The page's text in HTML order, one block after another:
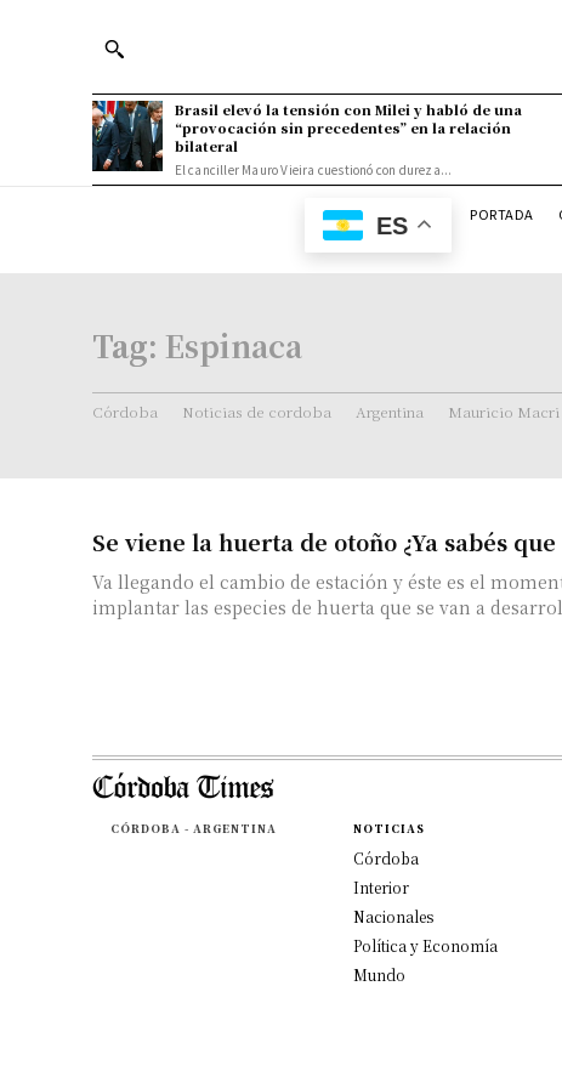
Brasil elevó la tensión con Milei y habló de una
“provocación sin precedentes” en la relación
bilateral
El canciller Mauro Vieira cuestionó con dureza...
ES PORTADA
Tag: Espinaca
Córdoba Noticias de cordoba Argentina Mauricio Macri
Se viene la huerta de otoño ¿Ya sabés
Va llegando el cambio de estación y éste es el
implantar las especies de huerta que se van a
CÓRDOBA - ARGENTINA NOTICIAS
Córdoba
Interior
Nacionales
Política y Economía
Mundo